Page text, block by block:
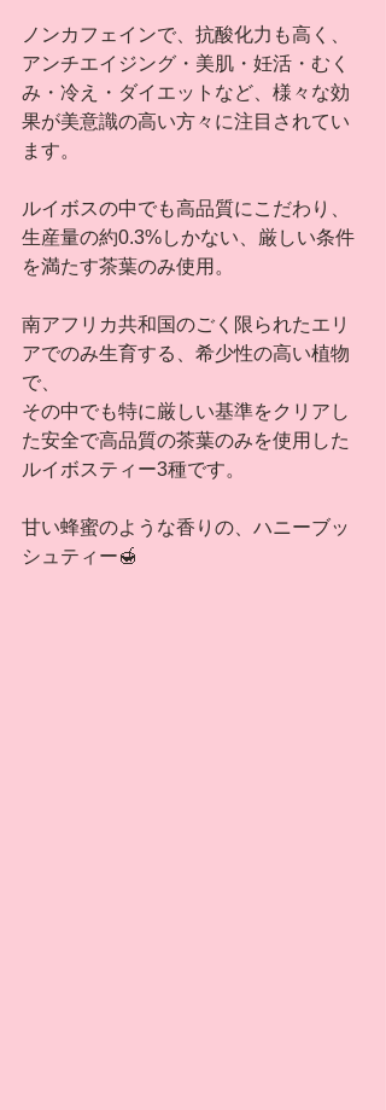
ノンカフェインで、抗酸化力も高く、
アンチエイジング・美肌・妊活・むく
み・冷え・ダイエットなど、様々な効
果が美意識の高い方々に注目されてい
ます。
ルイボスの中でも高品質にこだわり、
生産量の約0.3%しかない、厳しい条件
を満たす茶葉のみ使用。
南アフリカ共和国のごく限られたエリ
アでのみ生育する、希少性の高い植物
で、
その中でも特に厳しい基準をクリアし
た安全で高品質の茶葉のみを使用した
ルイボスティー3種です。
甘い蜂蜜のような香りの、ハニーブッ
シュティー🍯